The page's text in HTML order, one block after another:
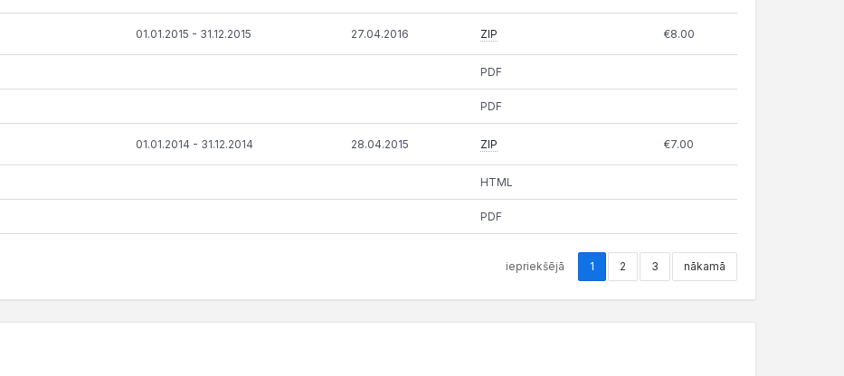
01.01.2015 - 31.12.2015 27.04.2016 ZIP €8.00
PDF
PDF
01.01.2014 - 31.12.2014 28.04.2015 ZIP €7.00
HTML
PDF
iepriekšējā 1 2 3 nākamā